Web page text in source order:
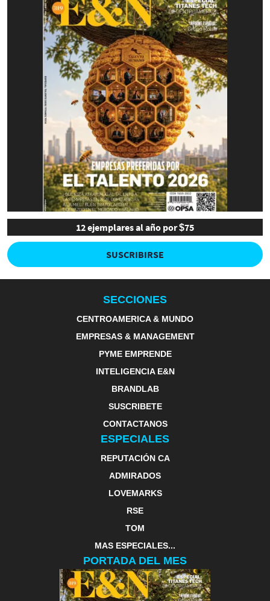
12 ejemplares al año por $75
SUSCRIBIRSE
SECCIONES
CENTROAMERICA & MUNDO
EMPRESAS & MANAGEMENT
PYME EMPRENDE
INTELIGENCIA E&N
BRANDLAB
SUSCRIBETE
CONTACTANOS
ESPECIALES
REPUTACIÓN CA
ADMIRADOS
LOVEMARKS
RSE
TOM
MAS ESPECIALES...
PORTADA DEL MES